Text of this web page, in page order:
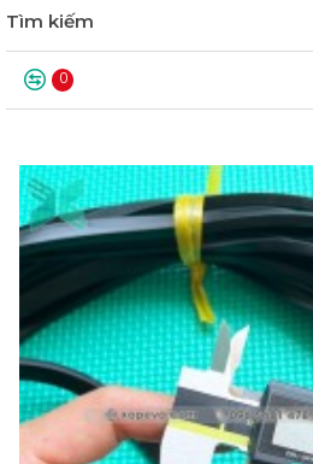
Tìm kiếm
0